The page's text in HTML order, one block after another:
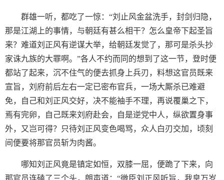
群雄一听，都吃了一惊：“刘止风金盆洗手，封剑归隐，
那是江湖上的事情，与朝廷有甚么相干？怎么皇帝下起圣旨
来？难道刘正风有逆谋大举，给朝廷发觉了，那可是杀头抄
家诛九族的大罪啊。”各人不约而同的想到了这一节，登时便
都站了起来，沉不住气的便去抓身上兵刃，料想这官员既来
宣旨，刘府前后左右一定已密布官兵，一场大厮杀已难避
免，自己和刘正风交好，决不能袖手不理，再说覆巢之下，
焉有完卵，自己既来刘府赴会，自是逆党中人，纵欲置身事
外，又岂可得？只待刘正风变色喝骂，众人白刃交加，顷刻
间便要将那官员斩为肉酱。
哪知刘正风竟是镇定如恒，双膝一屈，便跪了下来，向
那官员连磕了三个头，朗声道：“微臣刘正风听旨，我皇万岁